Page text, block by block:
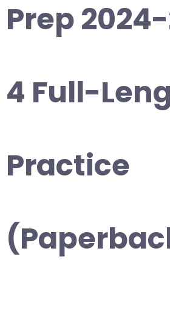
Prep
4 Full-
Practice